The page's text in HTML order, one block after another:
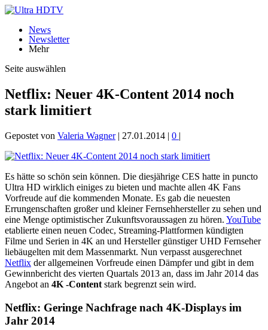
News
Newsletter
Mehr
Seite auswählen
Netflix: Neuer 4K-Content 2014 noch
stark limitiert
Gepostet von Valeria Wagner| 27.01.2014 | 0 |
Es hätte so schön sein können. Die diesjährige CES hatte in puncto
Ultra HD wirklich einiges zu bieten und machte allen 4K Fans
Vorfreude auf die kommenden Monate. Es gab die neuesten
Errungenschaften großer und kleiner Fernsehhersteller zu sehen und
eine Menge optimistischer Zukunftsvoraussagen zu hören. YouTube
etablierte einen neuen Codec, Streaming-Plattformen kündigten
Filme und Serien in 4K an und Hersteller günstiger UHD Fernseher
liebäugelten mit dem Massenmarkt. Nun verpasst ausgerechnet
Netflix der allgemeinen Vorfreude einen Dämpfer und gibt in dem
Gewinnbericht des vierten Quartals 2013 an, dass im Jahr 2014 das
Angebot an 4K -Content stark begrenzt sein wird.
Netflix: Geringe Nachfrage nach 4K-Displays im
Jahr 2014